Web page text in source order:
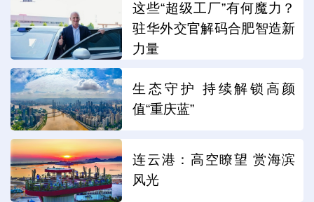
这些“超级工厂”有何魔力？
驻华外交官解码合肥智造新
力量
生态守护 持续解锁高颜
值“重庆蓝”
连云港：高空瞭望 赏海滨
风光